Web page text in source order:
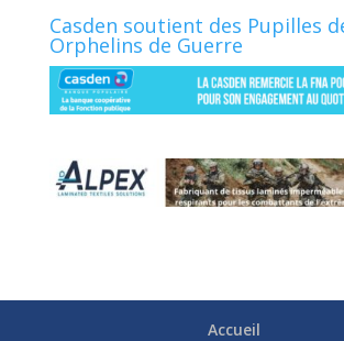
Casden soutient des Pupilles
Orphelins de Guerre
Accueil